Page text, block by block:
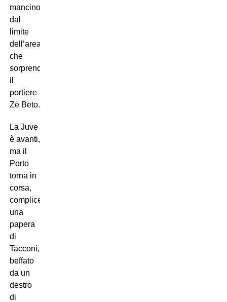
mancino
dal
limite
dell’area,
che
sorprende
il
portiere
Zè Beto.
La Juve
è avanti,
ma il
Porto
torna in
corsa,
complice
una
papera
di
Tacconi,
beffato
da un
destro
di